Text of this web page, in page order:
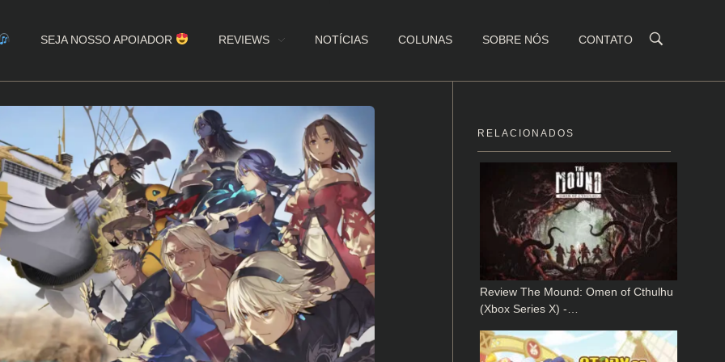
SEJA NOSSO APOIADOR REVIEWS NOTÍCIAS COLUNAS SOBRE NÓS CONTATO
RELACIONADOS
Review The Mound: Omen of Cthulhu
(Xbox Series X) -…